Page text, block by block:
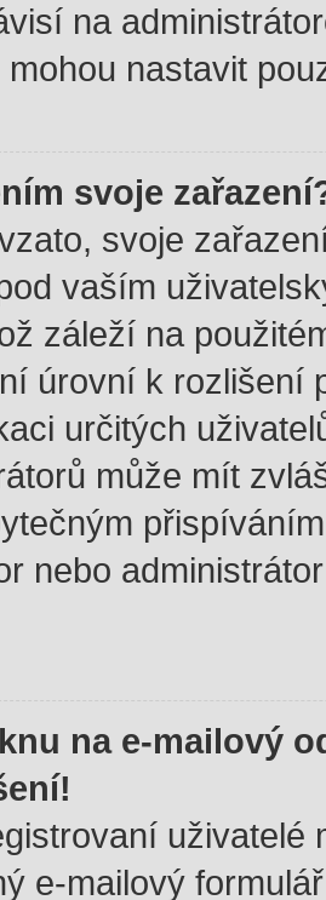
na
mohou nastavit
svoje
svoje
vaším
záleží na
úrovní k rozlišení
určitých
může mít
nebo
na e-mailový
uživatelé
e-mailový